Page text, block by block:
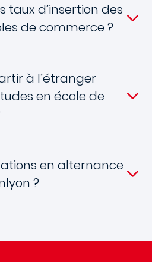
taux d’insertion des
de commerce ?
à l’étranger
en école de
en alternance
?